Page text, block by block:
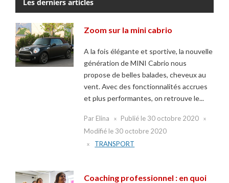
Les derniers articles
Zoom sur la mini cabrio
A la fois élégante et sportive, la nouvelle
génération de MINI Cabrio nous
propose de belles balades, cheveux au
vent. Avec des fonctionnalités accrues
et plus performantes, on retrouve le...
Par Elina Publié le 30 octobre 2020
Modifié le 30 octobre 2020
TRANSPORT
Coaching professionnel : en quoi